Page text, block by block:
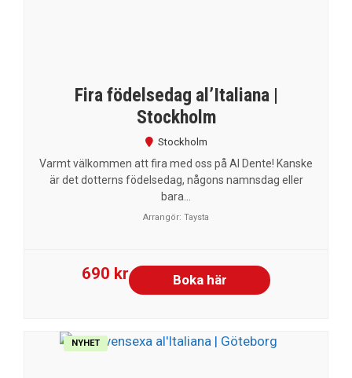
Fira födelsedag al’Italiana |
Stockholm
Stockholm
Varmt välkommen att fira med oss på Al Dente! Kanske
är det dotterns födelsedag, någons namnsdag eller
bara...
Arrangör: Taysta
690 kr Boka här
NYHET